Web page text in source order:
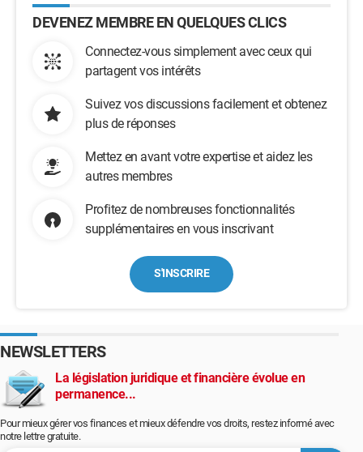
DEVENEZ MEMBRE EN QUELQUES CLICS
Connectez-vous simplement avec ceux qui
partagent vos intérêts
Suivez vos discussions facilement et obtenez
plus de réponses
Mettez en avant votre expertise et aidez les
autres membres
Profitez de nombreuses fonctionnalités
supplémentaires en vous inscrivant
S'INSCRIRE
NEWSLETTERS
La législation juridique et financière évolue en
permanence...
Pour mieux gérer vos finances et mieux défendre vos droits, restez informé avec
notre lettre gratuite.